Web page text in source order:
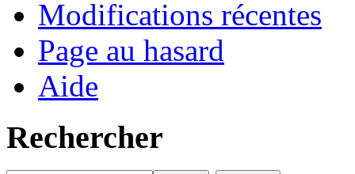
Modifications récentes
Page au hasard
Aide
Rechercher